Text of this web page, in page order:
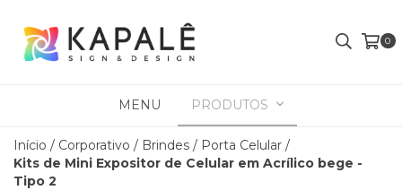
0
MENU PRODUTOS
Início / Corporativo / Brindes / Porta Celular /
Kits de Mini Expositor de Celular em Acrílico bege -
Tipo 2